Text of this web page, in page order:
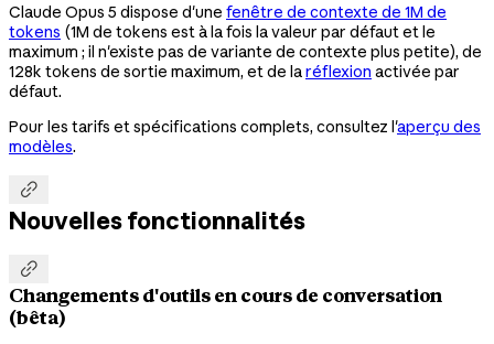
Claude Opus 5 dispose d'une fenêtre de contexte de 1M de
tokens (1M de tokens est à la fois la valeur par défaut et le
maximum ; il n'existe pas de variante de contexte plus petite), de
128k tokens de sortie maximum, et de laréflexion activée par
défaut.
Pour les tarifs et spécifications complets, consultez l'aperçu des
modèles.

Nouvelles fonctionnalités

Changements d'outils en cours de conversation
(bêta)